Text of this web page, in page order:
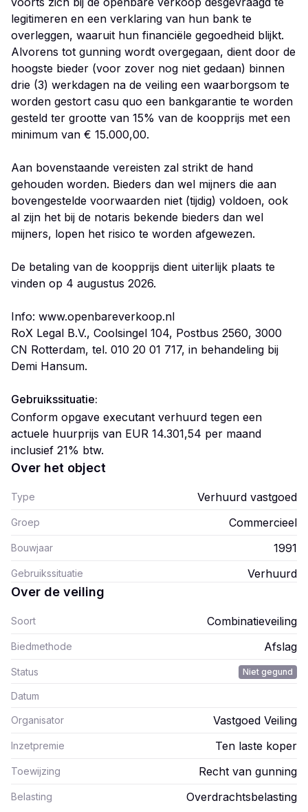
Gebruikssituatie:
Conform opgave executant verhuurd tegen een
actuele huurprijs van EUR 14.301,54 per maand
inclusief 21% btw.
Over het object
Type Verhuurd vastgoed
Groep Commercieel
Bouwjaar 1991
Gebruikssituatie Verhuurd
Over de veiling
Soort Combinatieveiling
Biedmethode Afslag
Status Niet gegund
Datum
Organisator Vastgoed Veiling
Inzetpremie Ten laste koper
Toewijzing Recht van gunning
Belasting Overdrachtsbelasting